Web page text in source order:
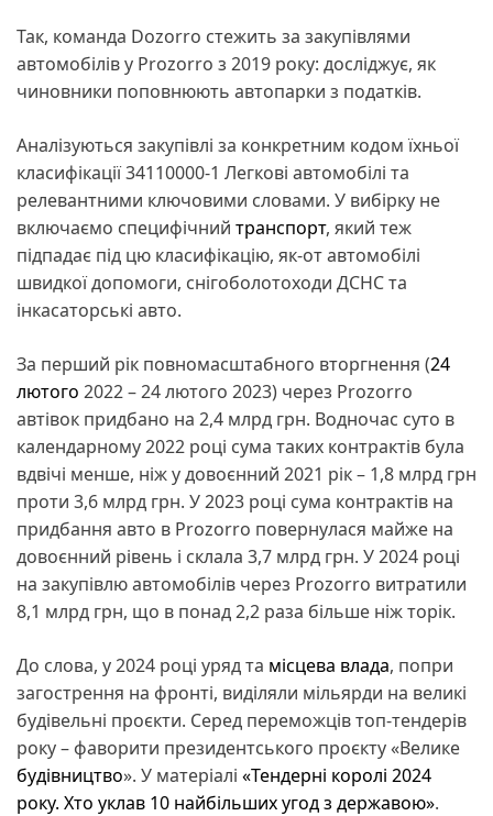
Так, команда Dozorro стежить за закупівлями
автомобілів у Prozorro з 2019 року: досліджує, як
чиновники поповнюють автопарки з податків.
Аналізуються закупівлі за конкретним кодом їхньої
класифікації 34110000-1 Легкові автомобілі та
релевантними ключовими словами. У вибірку не
включаємо специфічний транспорт, який теж
підпадає під цю класифікацію, як-от автомобілі
швидкої допомоги, снігоболотоходи ДСНС та
інкасаторські авто.
За перший рік повномасштабного вторгнення (24
лютого 2022 – 24 лютого 2023) через Prozorro
автівок придбано на 2,4 млрд грн. Водночас суто в
календарному 2022 році сума таких контрактів була
вдвічі менше, ніж у довоєнний 2021 рік – 1,8 млрд грн
проти 3,6 млрд грн. У 2023 році сума контрактів на
придбання авто в Prozorro повернулася майже на
довоєнний рівень і склала 3,7 млрд грн. У 2024 році
на закупівлю автомобілів через Prozorro витратили
8,1 млрд грн, що в понад 2,2 раза більше ніж торік.
До слова, у 2024 році уряд та місцева влада, попри
загострення на фронті, виділяли мільярди на великі
будівельні проєкти. Серед переможців топ-тендерів
року – фаворити президентського проєкту «Велике
будівництво». У матеріалі «Тендерні королі 2024
року. Хто уклав 10 найбільших угод з державою».